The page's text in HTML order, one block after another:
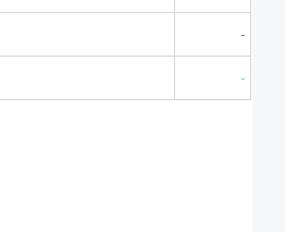
-
-